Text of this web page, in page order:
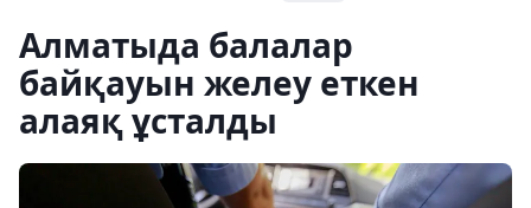
Алматыда балалар
байқауын желеу еткен
алаяқ ұсталды